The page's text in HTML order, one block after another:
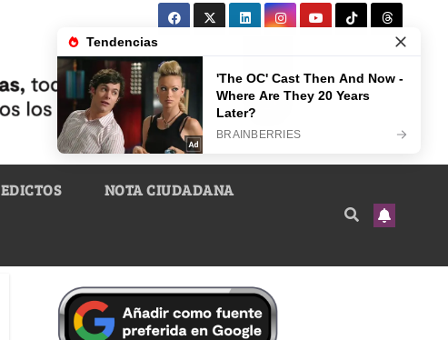
EDICTOS NOTA CIUDADANA